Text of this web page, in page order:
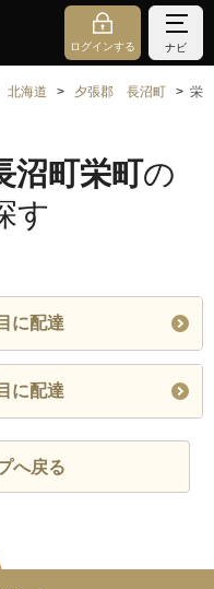
ログインする ナビ
北海道 夕張郡 長沼町
栄
町栄町の
す
に配達
に配達
へ戻る